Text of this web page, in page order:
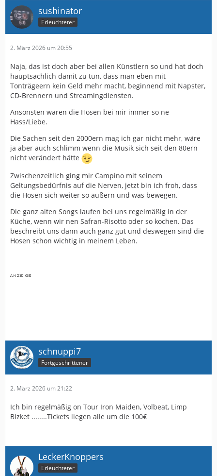
sushinator
Erleuchteter
2. März 2026 um 20:55
Naja, das ist doch aber bei allen Künstlern so und hat doch
hauptsächlich damit zu tun, dass man eben mit
Tonträgeern kein Geld mehr macht, beginnend mit Napster,
CD-Brennern und Streamingdiensten.
Ansonsten waren die Hosen bei mir immer so ne
Hass/Liebe.
Die Sachen seit den 2000ern mag ich gar nicht mehr, wäre
ja aber auch schlimm wenn die Musik sich seit den 80ern
nicht verändert hätte
Zwischenzeitlich ging mir Campino mit seinem
Geltungsbedürfnis auf die Nerven, jetzt bin ich froh, dass
die Hosen sich weiter so äußern und was bewegen.
Die ganz alten Songs laufen bei uns regelmäßig in der
Küche, wenn wir nen Safran-Risotto oder so kochen. Das
beschreibt uns dann auch ganz gut und deswegen sind die
Hosen schon wichtig in meinem Leben.
schnuppi7
Fortgeschrittener
2. März 2026 um 21:22
Ich bin regelmäßig on Tour Iron Maiden, Volbeat, Limp
Bizket ........Tickets liegen alle um die 100€
LeckerKnoppers
Erleuchteter